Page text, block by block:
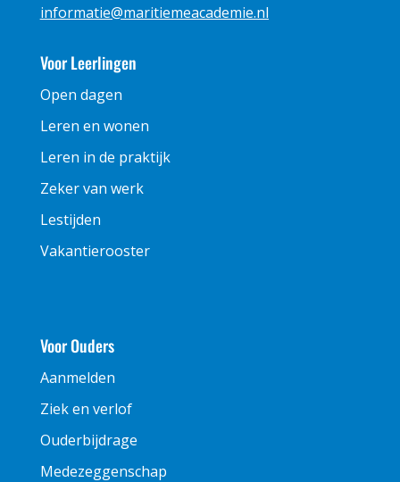
informatie@maritiemeacademie.nl
Voor Leerlingen
Open dagen
Leren en wonen
Leren in de praktijk
Zeker van werk
Lestijden
Vakantierooster
Voor Ouders
Aanmelden
Ziek en verlof
Ouderbijdrage
Medezeggenschap